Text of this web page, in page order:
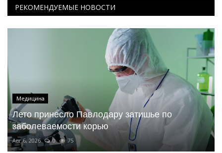
РЕКОМЕНДУЕМЫЕ НОВОСТИ
Медицина
Лето принесло Павлодару затишье по
заболеваемости корью
Авг 6, 2026 0 75